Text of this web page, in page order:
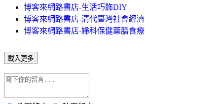
博客來網路書店-生活巧飾DIY
博客來網路書店-清代臺灣社會經濟
博客來網路書店-婦科保健藥膳食療
載入更多